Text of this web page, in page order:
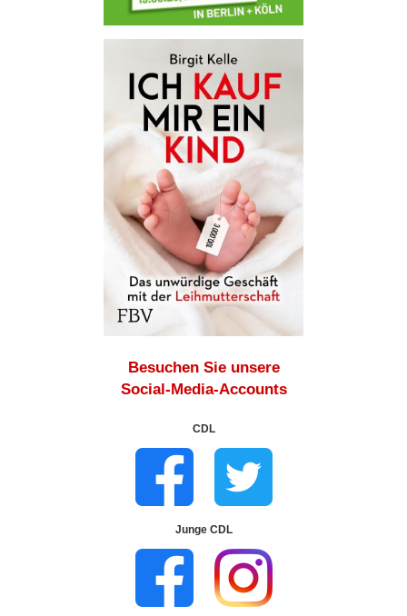
Besuchen Sie unsere
Social-Media-Accounts
CDL
Junge CDL